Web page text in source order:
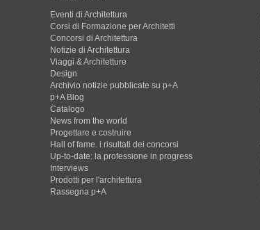
Eventi di Architettura
Corsi di Formazione per Architetti
Concorsi di Architettura
Notizie di Architettura
Viaggi & Architetture
Design
Archivio notizie pubblicate su p+A
p+A Blog
Catalogo
News from the world
Progettare e costruire
Hall of fame. i risultati dei concorsi
Up-to-date: la professione in progress
Interviews
Prodotti per l'architettura
Rassegna p+A